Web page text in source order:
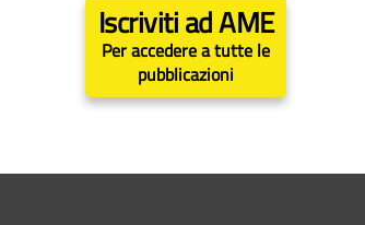
Iscriviti ad AME
Per accedere a tutte le
pubblicazioni